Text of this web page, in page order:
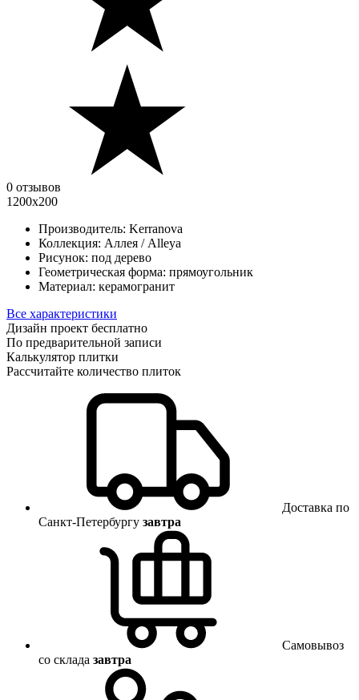
0 отзывов
1200x200
Производитель: Kerranova
Коллекция: Аллея / Alleya
Рисунок: под дерево
Геометрическая форма: прямоугольник
Материал: керамогранит
Все характеристики
Дизайн проект бесплатно
По предварительной записи
Калькулятор плитки
Рассчитайте количество плиток
Доставка по
Санкт-Петербургу завтра
Самовывоз
со склада завтра